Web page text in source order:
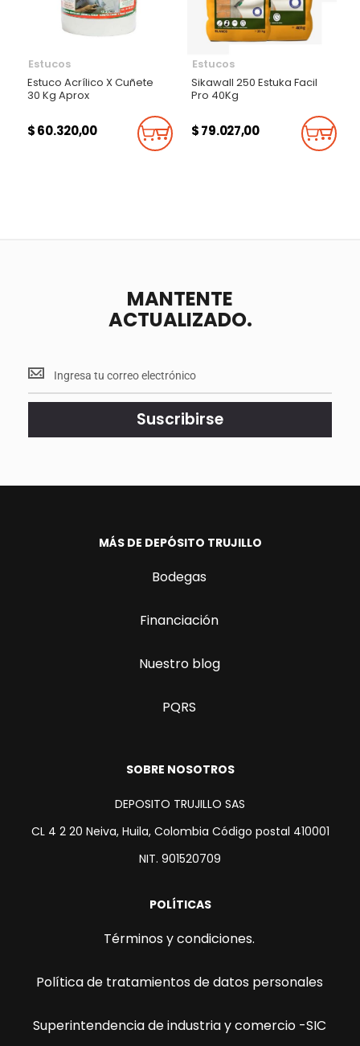
Estucos
Estuco Acrílico X Cuñete
30 Kg Aprox
$ 60.320,00 Añadir Al Carrito
Estucos
Sikawall 250 Estuka Facil
Pro 40Kg
$ 79.027,00
MANTENTE
ACTUALIZADO.
Mantente
<br>
actualizado.
Suscribirse
MÁS DE DEPÓSITO TRUJILLO
Bodegas
Financiación
Nuestro blog
PQRS
SOBRE NOSOTROS
DEPOSITO TRUJILLO SAS
CL 4 2 20 Neiva, Huila, Colombia Código postal 410001
NIT. 901520709
POLÍTICAS
Términos y condiciones.
Política de tratamientos de datos personales
Superintendencia de industria y comercio -SIC